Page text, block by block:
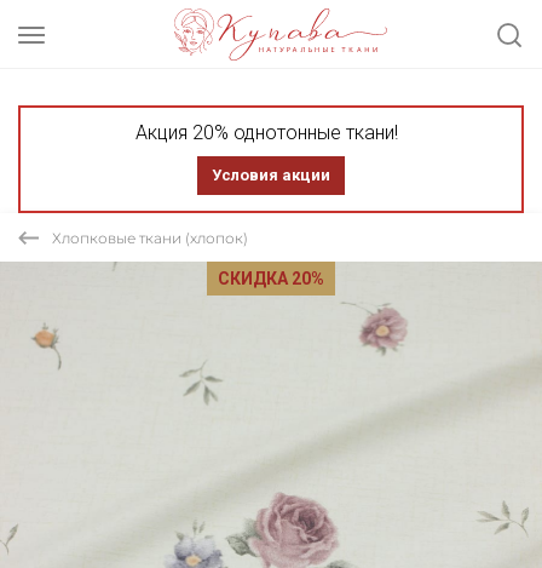
Акция 20% однотонные ткани!
Условия акции
Хлопковые ткани (хлопок)
СКИДКА 20%